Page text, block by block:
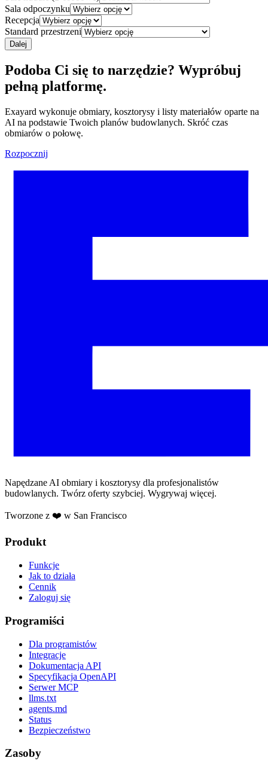
Sala odpoczynku
Recepcja
Standard przestrzeni
Dalej
Podoba Ci się to narzędzie? Wypróbuj
pełną platformę.
Exayard wykonuje obmiary, kosztorysy i listy materiałów oparte na
AI na podstawie Twoich planów budowlanych. Skróć czas
obmiarów o połowę.
Rozpocznij
Napędzane AI obmiary i kosztorysy dla profesjonalistów
budowlanych. Twórz oferty szybciej. Wygrywaj więcej.
Tworzone z ❤️ w San Francisco
Produkt
Funkcje
Jak to działa
Cennik
Zaloguj się
Programiści
Dla programistów
Integracje
Dokumentacja API
Specyfikacja OpenAPI
Serwer MCP
llms.txt
agents.md
Status
Bezpieczeństwo
Zasoby